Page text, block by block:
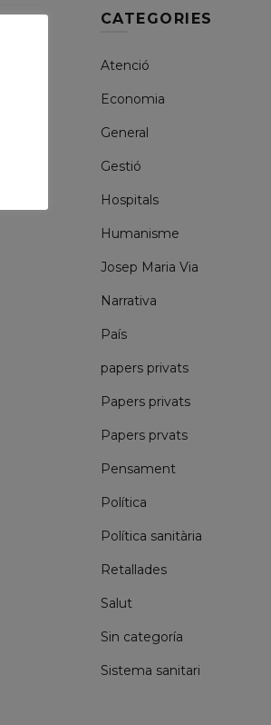
CATEGORIES
Atenció
Economia
General
Gestió
Hospitals
Humanisme
Josep Maria Via
Narrativa
País
papers privats
Papers privats
Papers prvats
Pensament
Política
Política sanitària
Retallades
Salut
Sin categoría
Sistema sanitari